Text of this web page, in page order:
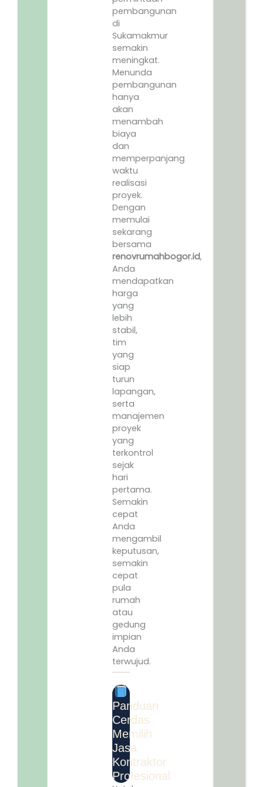
pembangunan
di
Sukamakmur
semakin
meningkat.
Menunda
pembangunan
hanya
akan
menambah
biaya
dan
memperpanjang
waktu
realisasi
proyek.
Dengan
memulai
sekarang
bersama
renovrumahbogor.id,
Anda
mendapatkan
harga
yang
lebih
stabil,
tim
yang
siap
turun
lapangan,
serta
manajemen
proyek
yang
terkontrol
sejak
hari
pertama.
Semakin
cepat
Anda
mengambil
keputusan,
semakin
cepat
pula
rumah
atau
gedung
impian
Anda
terwujud.
Panduan
Cerdas
Memilih
Jasa
Kontraktor
Profesional